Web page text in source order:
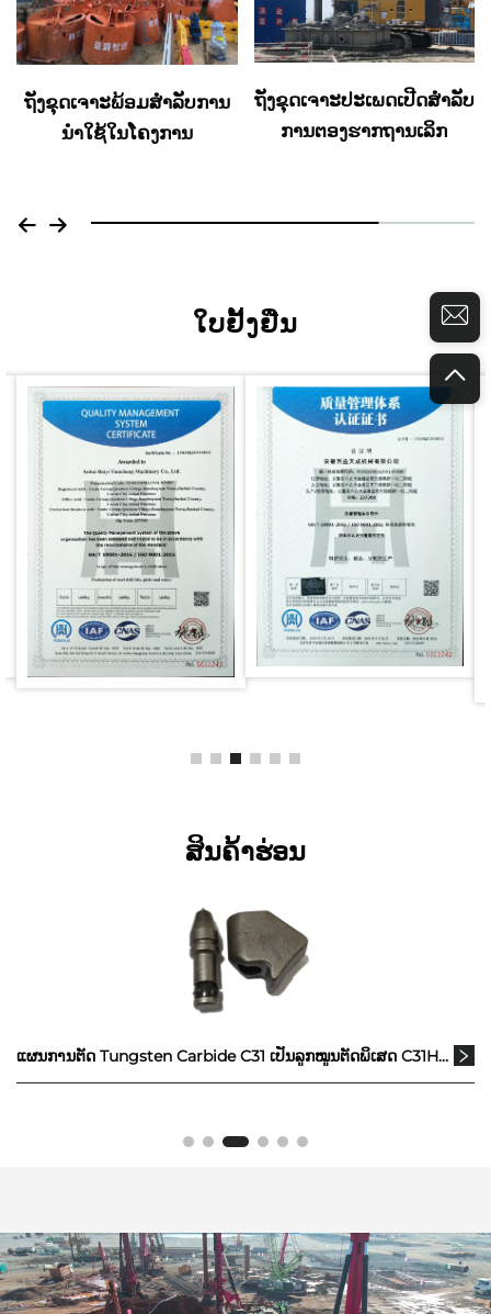
ຖັງຂຸດເຈາະພ້ອມສຳລັບການ
ນຳໃຊ້ໃນໂຄງການ
ຖັງຂຸດເຈາະປະເພດເປີດສຳລັບ
ການຕອງຮາກຖານເລິກ
ໃບຢັ້ງຢືນ
ສິນຄ້າຮ່ອນ
ແຜນການຕັດ Tungsten Carbide C31 ເປັນລູກໝູນຕັດພິເສດ C31HD B47K22H ສໍາລັບເຄື່ອງຂູ້ກ້າງເສີນ